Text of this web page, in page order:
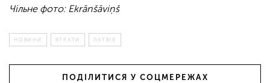
Чільне фото: Ekrānšāviņš
НОВИНИ ВТРАТИ ЛАТВІЯ
ПОДІЛИТИСЯ У СОЦМЕРЕЖАХ